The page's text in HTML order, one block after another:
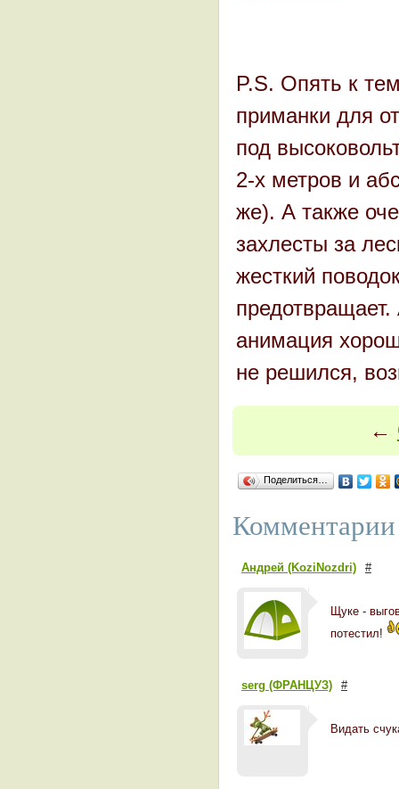
P.S. Опять к
приманки для
под
2-х метров и
же). А также
захлесты за
жесткий
анимация
не решился,
←
Поделиться…
Андрей (KoziNozdri) #
Щуке -
потестил!
serg (ФРАНЦУЗ) #
Видать